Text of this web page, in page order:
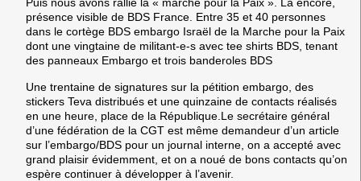
présence visible de BDS France. Entre 35 et 40 personnes
dans le cortège BDS embargo Israël de la Marche pour la Paix
dont une vingtaine de militant-e-s avec tee shirts BDS, tenant
des panneaux Embargo et trois banderoles BDS
Une trentaine de signatures sur la pétition embargo, des
stickers Teva distribués et une quinzaine de contacts réalisés
en une heure, place de la République.Le secrétaire général
d’une fédération de la CGT est même demandeur d’un article
sur l’embargo/BDS pour un journal interne, on a accepté avec
grand plaisir évidemment, et on a noué de bons contacts qu’on
espère continuer à développer à l’avenir.